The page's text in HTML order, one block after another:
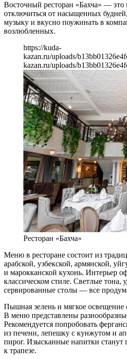
Восточный ресторан «Бахча» — это
отключиться от насыщенных
музыку и вкусно поужинать в
возлюбленных.
https://kuda-
kazan.ru/uploads/
kazan.ru/uploads/
Ресторан «Бахча»
Меню в ресторане состоит из
арабской, узбекской, армянской,
и марокканской кухонь. Интерьер
классическом стиле. Светлые тона,
сервированные столы — все
Пышная зелень и мягкое
В меню представлены
Рекомендуется попробовать
из печени, лепешку с кунжутом и
пирог. Изысканные напитки
к трапезе.